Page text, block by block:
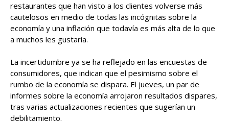
restaurantes que han visto a los clientes volverse más
cautelosos en medio de todas las incógnitas sobre la
economía y una inflación que todavía es más alta de lo que
a muchos les gustaría.
La incertidumbre ya se ha reflejado en las encuestas de
consumidores, que indican que el pesimismo sobre el
rumbo de la economía se dispara. El jueves, un par de
informes sobre la economía arrojaron resultados dispares,
tras varias actualizaciones recientes que sugerían un
debilitamiento.